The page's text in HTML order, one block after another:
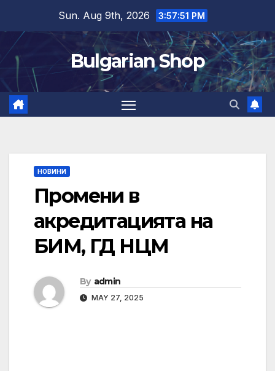
content
Sun. Aug 9th, 2026 3:57:51 PM
Bulgarian Shop
НОВИНИ
Промени в
акредитацията на
БИМ, ГД НЦМ
By admin
MAY 27, 2025